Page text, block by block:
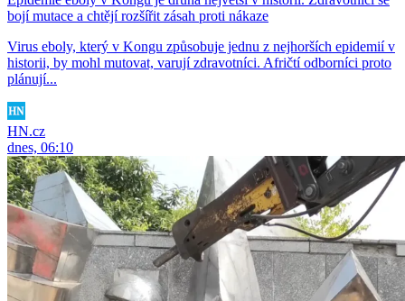
bojí mutace a chtějí rozšířit zásah proti nákaze
Virus eboly, který v Kongu způsobuje jednu z nejhorších epidemií v
historii, by mohl mutovat, varují zdravotníci. Afričtí odborníci proto
plánují...
HN.cz
dnes, 06:10